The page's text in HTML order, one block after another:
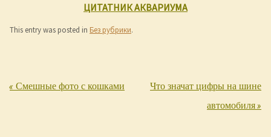
ЦИТАТНИК АКВАРИУМА
This entry was posted in Без рубрики.
Post navigation
«Смешные фото с кошками
Что значат цифры на шине
автомобиля»